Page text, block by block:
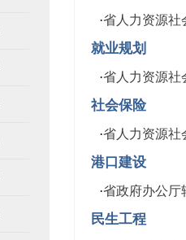
·省人力资源社
就业规划
·省人力资源社
社会保险
·省人力资源社
港口建设
·省政府办公厅
民生工程